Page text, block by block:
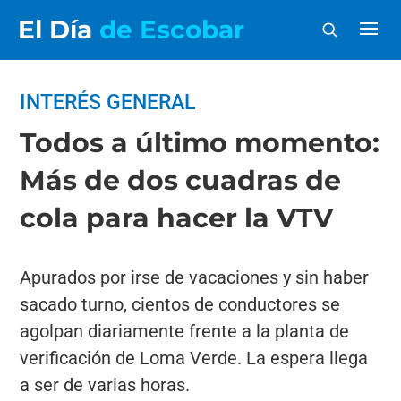
El Día de Escobar
INTERÉS GENERAL
Todos a último momento:
Más de dos cuadras de
cola para hacer la VTV
Apurados por irse de vacaciones y sin haber
sacado turno, cientos de conductores se
agolpan diariamente frente a la planta de
verificación de Loma Verde. La espera llega
a ser de varias horas.